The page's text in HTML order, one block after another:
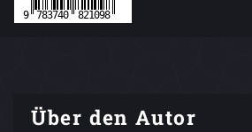
Über den Autor